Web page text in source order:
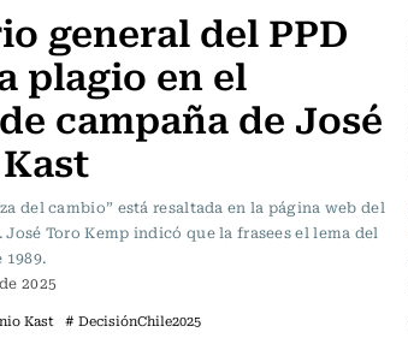
general del PPD
plagio en el
campaña de José
del cambio” está resaltada en la página web del
Toro Kemp indicó que la frasees el lema del
2025
Kast # DecisiónChile2025